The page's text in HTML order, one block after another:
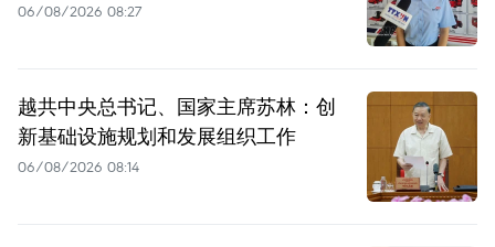
06/08/2026 08:27
越共中央总书记、国家主席苏林：创
新基础设施规划和发展组织工作
06/08/2026 08:14